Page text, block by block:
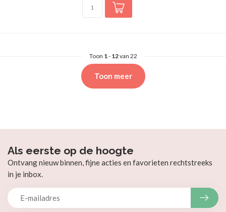
Toon 1- 12van 22
Toon meer
Als eerste op de hoogte
Ontvang nieuw binnen, fijne acties en favorieten rechtstreeks
in je inbox.